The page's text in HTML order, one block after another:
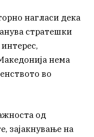
нагласи дека
стратешки
нема
во
од
зајакнување на